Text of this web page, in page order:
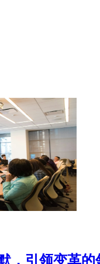
，引领变革的